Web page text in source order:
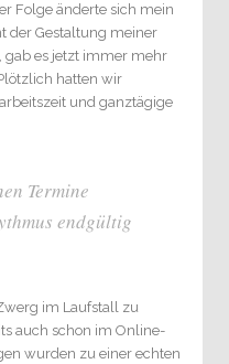
Folge änderte sich mein
der Gestaltung meiner
gab es jetzt immer mehr
hatten wir
und ganztägige
Termine
endgültig
im Laufstall zu
auch schon im Online-
wurden zu einer echten